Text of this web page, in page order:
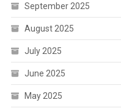
September 2025
August 2025
July 2025
June 2025
May 2025